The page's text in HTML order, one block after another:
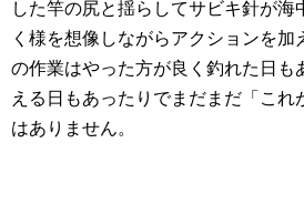
した竿の尻と揺らしてサビキ針が海
く様を想像しながらアクションを加
の作業はやった方が良く釣れた日も
える日もあったりでまだまだ「これ
はありません。